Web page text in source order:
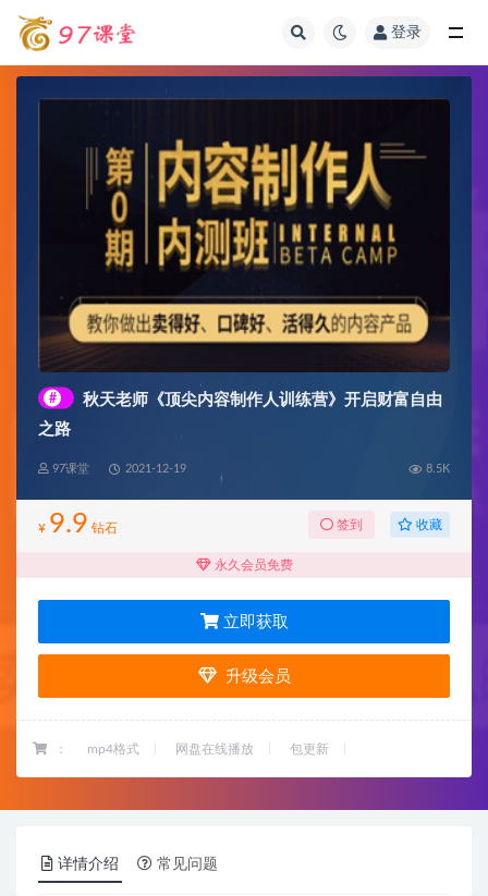
登录
#
秋天老师《顶尖内容制作人训练营》开启财富自由
之路
97课堂 2021-12-19 8.5K
¥ 9.9 钻石 签到 收藏
永久会员免费
立即获取
升级会员
： mp4格式 网盘在线播放 包更新
详情介绍 常见问题